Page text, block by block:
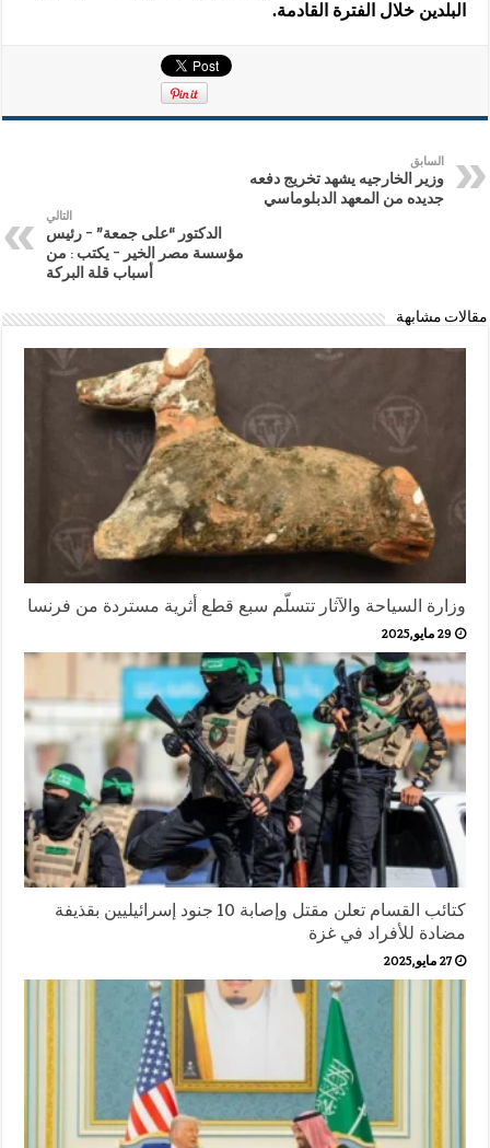
البلدين خلال الفترة القادمة.
السابق
وزير الخارجيه يشهد تخريج دفعه
جديده من المعهد الدبلوماسي
التالي
الدكتور “على جمعة” – رئيس
مؤسسة مصر الخير – يكتب : من
أسباب قلة البركة
مقالات مشابهة
وزارة السياحة والآثار تتسلّم سبع قطع أثرية مستردة من فرنسا
29 مايو,2025
كتائب القسام تعلن مقتل وإصابة 10 جنود إسرائيليين بقذيفة
مضادة للأفراد في غزة
27 مايو,2025